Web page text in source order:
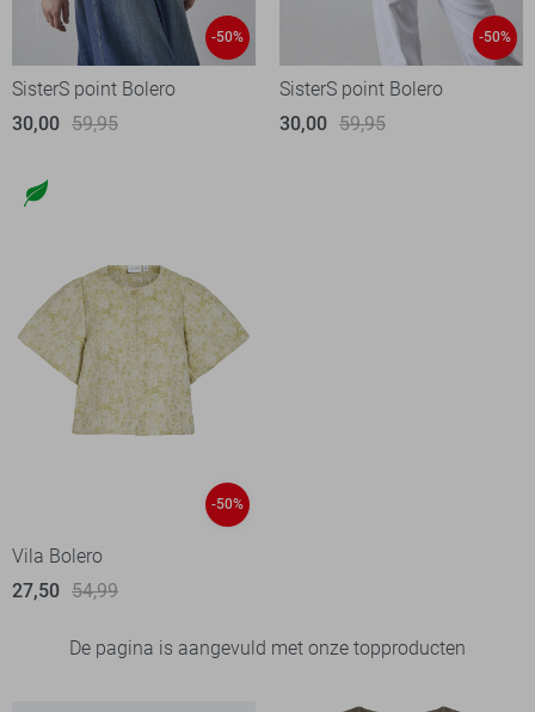
-50%
SisterS point Bolero
30,00 59,95
-50%
SisterS point Bolero
30,00 59,95
-50%
Vila Bolero
27,50 54,99
De pagina is aangevuld met onze topproducten